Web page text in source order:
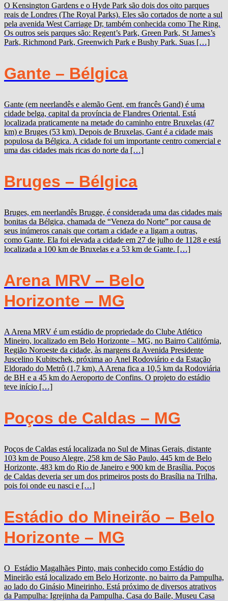
O Kensington Gardens e o Hyde Park são dois dos oito parques
reais de Londres (The Royal Parks). Eles são cortados de norte a sul
pela avenida West Carriage Dr, também conhecida como The Ring.
Os outros seis parques são: Regent’s Park, Green Park, St James’s
Park, Richmond Park, Greenwich Park e Bushy Park. Suas […]
Gante – Bélgica
Gante (em neerlandês e alemão Gent, em francês Gand) é uma
cidade belga, capital da província de Flandres Oriental. Está
localizada praticamente na metade do caminho entre Bruxelas (47
km) e Bruges (53 km). Depois de Bruxelas, Gant é a cidade mais
populosa da Bélgica. A cidade foi um importante centro comercial e
uma das cidades mais ricas do norte da […]
Bruges – Bélgica
Bruges, em neerlandês Brugge, é considerada uma das cidades mais
bonitas da Bélgica, chamada de “Veneza do Norte” por causa de
seus inúmeros canais que cortam a cidade e a ligam a outras,
como Gante. Ela foi elevada a cidade em 27 de julho de 1128 e está
localizada a 100 km de Bruxelas e a 53 km de Gante. […]
Arena MRV – Belo
Horizonte – MG
A Arena MRV é um estádio de propriedade do Clube Atlético
Mineiro, localizado em Belo Horizonte – MG, no Bairro Califórnia,
Região Noroeste da cidade, às margens da Avenida Presidente
Juscelino Kubitschek, próxima ao Anel Rodoviário e da Estação
Eldorado do Metrô (1,7 km). A Arena fica a 10,5 km da Rodoviária
de BH e a 45 km do Aeroporto de Confins. O projeto do estádio
teve início […]
Poços de Caldas – MG
Poços de Caldas está localizada no Sul de Minas Gerais, distante
103 km de Pouso Alegre, 258 km de São Paulo, 445 km de Belo
Horizonte, 483 km do Rio de Janeiro e 900 km de Brasília. Poços
de Caldas deveria ser um dos primeiros posts do Brasília na Trilha,
pois foi onde eu nasci e […]
Estádio do Mineirão – Belo
Horizonte – MG
O Estádio Magalhães Pinto, mais conhecido como Estádio do
Mineirão está localizado em Belo Horizonte, no bairro da Pampulha,
ao lado do Ginásio Mineirinho. Está próximo de diversos atrativos
da Pampulha: Igrejinha da Pampulha, Casa do Baile, Museu Casa